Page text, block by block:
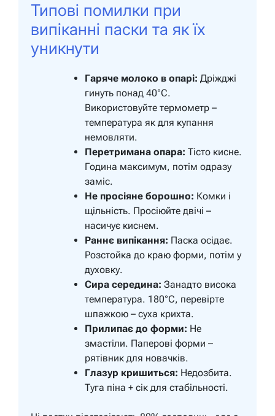
Типові помилки при
випіканні паски та як їх
уникнути
Гаряче молоко в опарі: Дріжджі
гинуть понад 40°C.
Використовуйте термометр –
температура як для купання
немовляти.
Перетримана опара: Тісто кисне.
Година максимум, потім одразу
заміс.
Не просіяне борошно: Комки і
щільність. Просіюйте двічі –
насичує киснем.
Раннє випікання: Паска осідає.
Розстойка до краю форми, потім у
духовку.
Сира середина: Занадто висока
температура. 180°C, перевірте
шпажкою – суха крихта.
Прилипає до форми: Не
змастіли. Паперові форми –
рятівник для новачків.
Глазур кришиться: Недозбита.
Туга піна + сік для стабільності.